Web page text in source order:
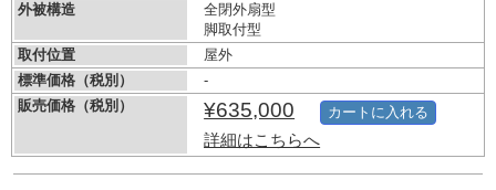
外被構造
全閉外扇型
脚取付型
取付位置
屋外
標準価格（税別）
-
販売価格（税別）
¥635,000
詳細はこちらへ
カートに入れる